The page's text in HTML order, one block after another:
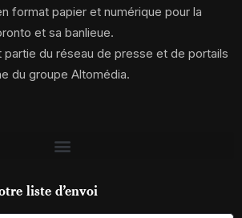
format papier et numérique pour la
et sa banlieue.
du réseau de presse et de portails
du groupe Altomédia.
liste d’envoi